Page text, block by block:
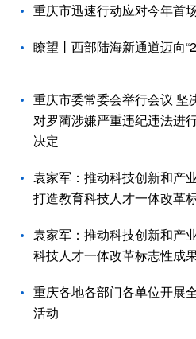
重庆市迅速行动应对今年首
瞭望丨西部陆海新通道迈向
重庆市委常委会举行会议 坚
对罗蔺涉嫌严重违纪违法进
决定
袁家军：推动科技创新和产
打造教育科技人才一体改革
袁家军：推动科技创新和产
科技人才一体改革标志性成
重庆各地各部门各单位开展
活动